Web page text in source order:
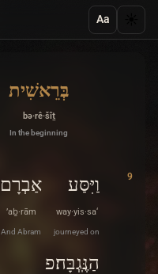
Aa
בְּרֵאשִׁית
bə·rê·šîṯ
In the beginning
9 וַיִּסַּע
way·yis·sa‘
journeyed on
אַבְרָם
’aḇ·rām
And Abram
הַנֶּֽגְבָּה׃פ